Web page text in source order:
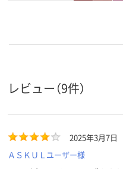
レビュー（9件）
2025年3月7日
ＡＳＫＵＬユーザー様